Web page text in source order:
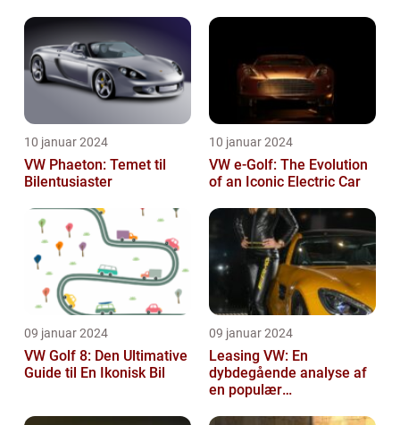
10 januar 2024
VW Phaeton: Temet til
Bilentusiaster
10 januar 2024
VW e-Golf: The Evolution
of an Iconic Electric Car
09 januar 2024
VW Golf 8: Den Ultimative
Guide til En Ikonisk Bil
09 januar 2024
Leasing VW: En
dybdegående analyse af
en populær